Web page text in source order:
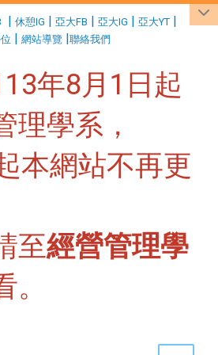
| 休憩IG | 亞大FB | 亞大IG | 亞大YT |
| 網站導覽 |聯絡我們
年8月1日起
理學系，
本網站不再更
至經營管理學
。